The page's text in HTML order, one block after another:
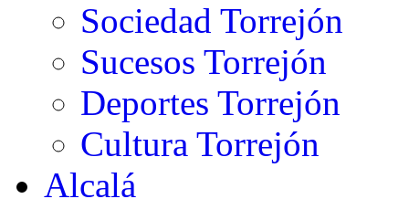
Sociedad Torrejón
Sucesos Torrejón
Deportes Torrejón
Cultura Torrejón
Alcalá